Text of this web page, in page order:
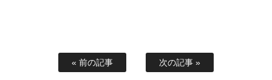
« 前の記事 次の記事 »